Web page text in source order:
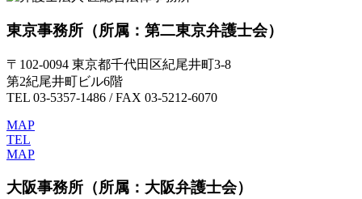
東京事務所 （所属：第二東京弁護士会）
〒102-0094 東京都千代田区紀尾井町3-8
第2紀尾井町ビル6階
TEL 03-5357-1486 / FAX 03-5212-6070
MAP
TEL
MAP
大阪事務所 （所属：大阪弁護士会）